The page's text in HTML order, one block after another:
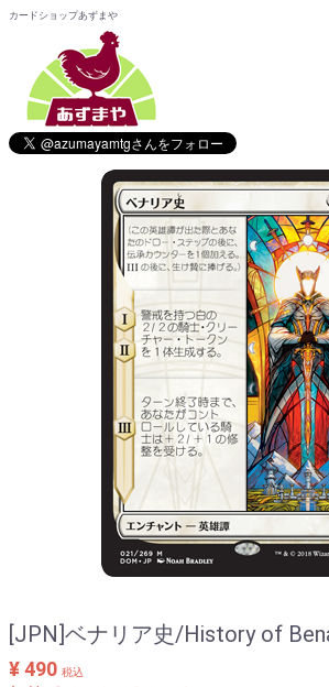
カードショップあずまや
[JPN]ベナリア史/History of
¥ 490 税込